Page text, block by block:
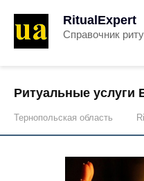
RitualExpert
Справочник
Ритуальные услуги
Тернопольская область